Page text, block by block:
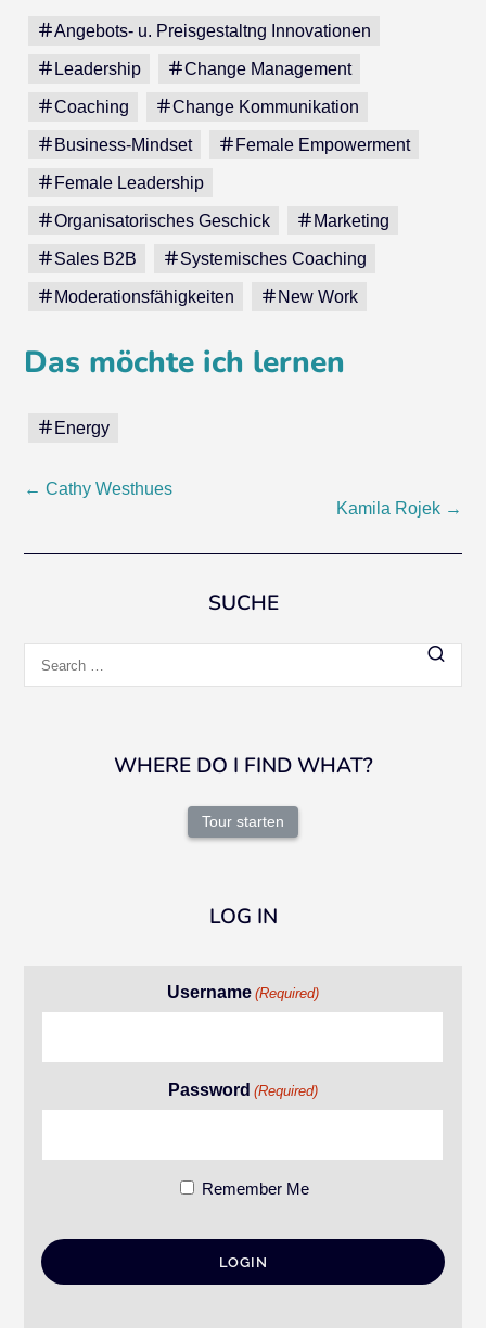
Angebots- u. Preisgestaltng Innovationen
Leadership Change Management
Coaching Change Kommunikation
Business-Mindset Female Empowerment
Female Leadership
Organisatorisches Geschick Marketing
Sales B2B Systemisches Coaching
Moderationsfähigkeiten New Work
Das möchte ich lernen
Energy
Post
← Cathy Westhues
Kamila Rojek →
SUCHE
for:
WHERE DO I FIND WHAT?
Tour starten
LOG IN
Username (Required)
Password (Required)
Remember Me